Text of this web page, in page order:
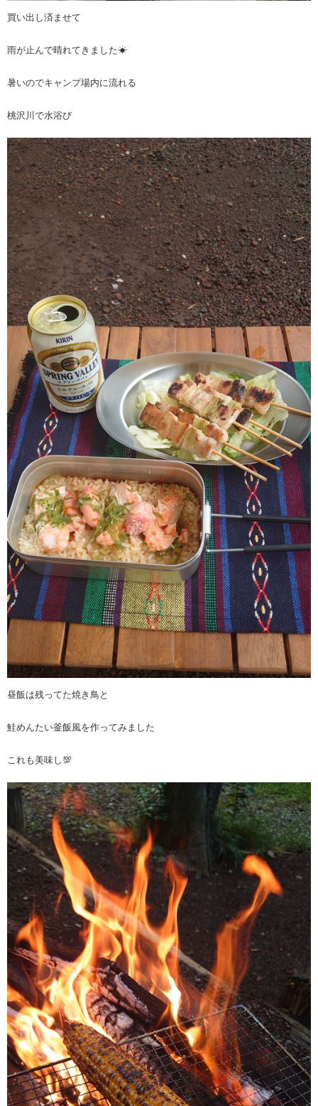
買い出し済ませて
雨が止んで晴れてきました☀
暑いのでキャンプ場内に流れる
桃沢川で水浴び
昼飯は残ってた焼き鳥と
鮭めんたい釜飯風を作ってみました
これも美味し💯